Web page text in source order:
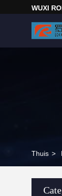
WUXI
Thuis >